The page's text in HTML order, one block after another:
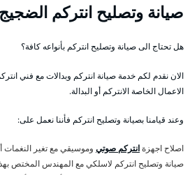
صيانة وتصليح انتركم الضجيج
هل تحتاج الى صيانة وتصليح انتركم بأنواعه كافة؟
الان نقدم لكم خدمة صيانة انتركم وبدالات مع فني
الاعمال الخاصة الانتركم أو البدالة.
وعند قيامنا بصيانة وتصليح انتركم فأننا نعمل على:
اصلاح اجهزةانتركم صوتي وموسيقي مع تغير النغمات
صيانة وتصليح انتركم لاسلكي مع المهندس المختص